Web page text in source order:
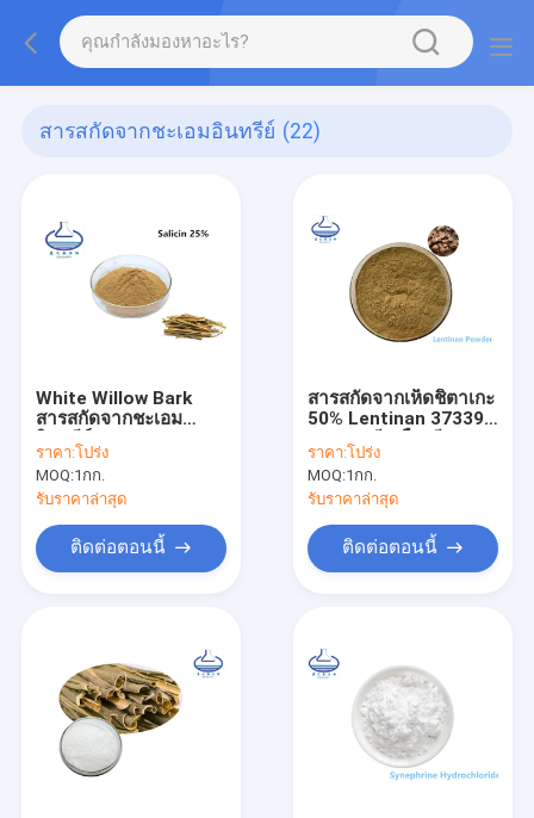
สารสกัดจากชะเอมอินทรีย์ (22)
White Willow Bark
สารสกัดจากชะเอม
อินทรีย์ 138-52-3
Brown Fine Powder
ราคา:โปร่ง
MOQ:1กก.
รับราคาล่าสุด
ติดต่อตอนนี้
สารสกัดจากเห็ดชิตาเกะ
50% Lentinan 37339-
90-5 ผงสีเหลืองสี
น้ำตาล
ราคา:โปร่ง
MOQ:1กก.
รับราคาล่าสุด
ติดต่อตอนนี้